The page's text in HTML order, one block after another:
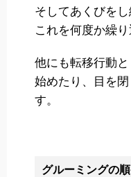
そしてあくびをし
これを何度か繰り
他にも転移行動
始めたり、目を
す。
グルーミングの